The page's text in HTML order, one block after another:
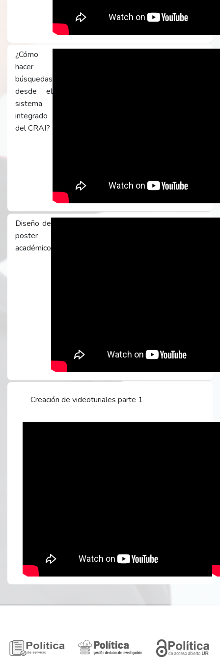
¿Cómo
hacer
búsquedas
desde el
sistema
integrado
del CRAI?
Diseño de
poster
académico
Creación de videoturiales parte 1